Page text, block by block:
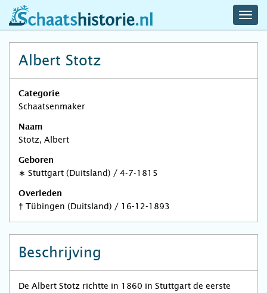
schaatshistorie.nl
Albert Stotz
Categorie
Schaatsenmaker
Naam
Stotz, Albert
Geboren
∗ Stuttgart (Duitsland) / 4-7-1815
Overleden
† Tübingen (Duitsland) / 16-12-1893
Beschrijving
De Albert Stotz richtte in 1860 in Stuttgart de eerste